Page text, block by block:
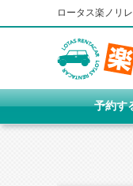
ロータス楽ノリ
予約す